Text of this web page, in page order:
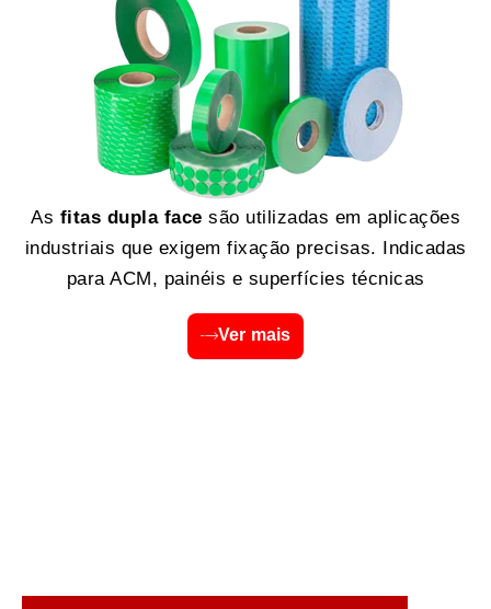
As fitas dupla face são utilizadas em aplicações
industriais que exigem fixação precisas. Indicadas
para ACM, painéis e superfícies técnicas
Ver mais